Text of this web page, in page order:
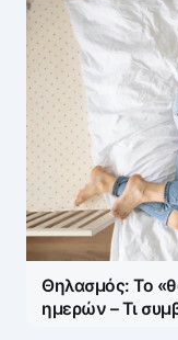
Θηλασμός: Το
ημερών – Τι